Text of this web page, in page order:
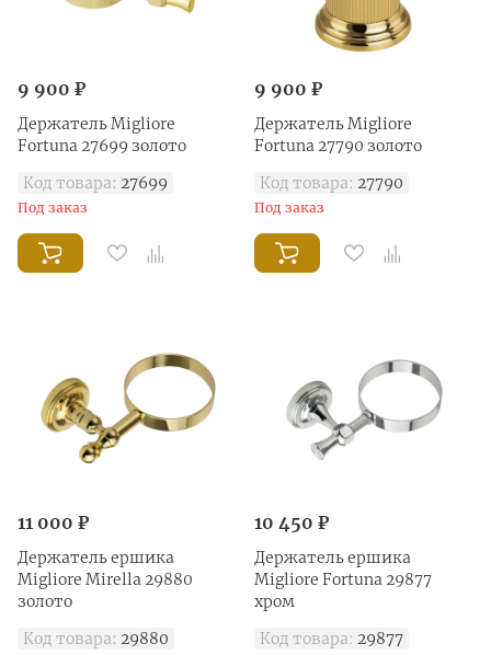
9 900 ₽
Держатель Migliore
Fortuna 27699 золото
Код товара: 27699
Под заказ
9 900 ₽
Держатель Migliore
Fortuna 27790 золото
Код товара: 27790
Под заказ
11 000 ₽
Держатель ершика
Migliore Mirella 29880
золото
Код товара: 29880
10 450 ₽
Держатель ершика
Migliore Fortuna 29877
хром
Код товара: 29877